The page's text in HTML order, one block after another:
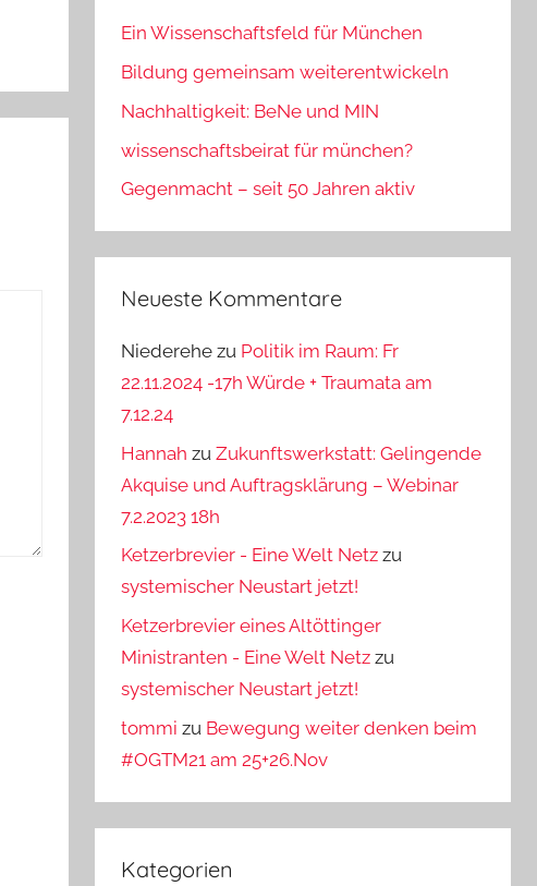
Ein Wissenschaftsfeld für München
Bildung gemeinsam weiterentwickeln
Nachhaltigkeit: BeNe und MIN
wissenschaftsbeirat für münchen?
Gegenmacht – seit 50 Jahren aktiv
Neueste Kommentare
Niederehe zu Politik im Raum: Fr
22.11.2024 -17h Würde + Traumata am
7.12.24
Hannah zuZukunftswerkstatt: Gelingende
Akquise und Auftragsklärung – Webinar
7.2.2023 18h
Ketzerbrevier - Eine Welt Netz zu
systemischer Neustart jetzt!
Ketzerbrevier eines Altöttinger
Ministranten - Eine Welt Netz zu
systemischer Neustart jetzt!
tommi zu Bewegung weiter denken beim
#OGTM21 am 25+26.Nov
Kategorien